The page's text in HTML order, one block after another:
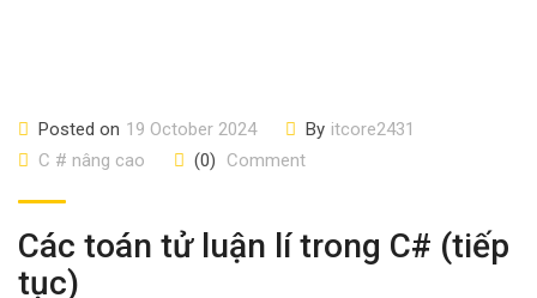
Posted on 19 October 2024 By itcore2431
C # nâng cao
(0) Comment
Các toán tử luận lí trong C# (tiếp
tục)